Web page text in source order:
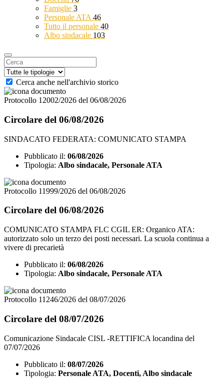
Famiglie 3
Personale ATA 46
Tutto il personale 40
Albo sindacale 103
Cerca anche nell'archivio storico
Protocollo 12002/2026 del 06/08/2026
Circolare del 06/08/2026
SINDACATO FEDERATA: COMUNICATO STAMPA
Pubblicato il: 06/08/2026
Tipologia: Albo sindacale, Personale ATA
Protocollo 11999/2026 del 06/08/2026
Circolare del 06/08/2026
COMUNICATO STAMPA FLC CGIL ER: Organico ATA:
autorizzato solo un terzo dei posti necessari. La scuola continua a
vivere di precarietà
Pubblicato il: 06/08/2026
Tipologia: Albo sindacale, Personale ATA
Protocollo 11246/2026 del 08/07/2026
Circolare del 08/07/2026
Comunicazione Sindacale CISL -RETTIFICA locandina del
07/07/2026
Pubblicato il: 08/07/2026
Tipologia: Personale ATA, Docenti, Albo sindacale